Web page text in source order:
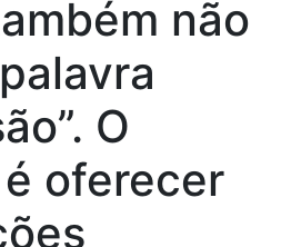
não
O
oferecer